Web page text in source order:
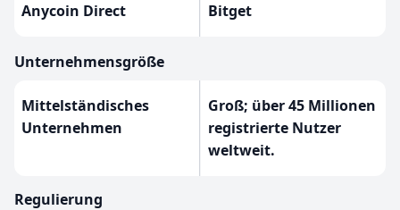
Anycoin Direct Bitget
Unternehmensgröße
Mittelständisches
Unternehmen
Groß; über 45 Millionen
registrierte Nutzer
weltweit.
Regulierung